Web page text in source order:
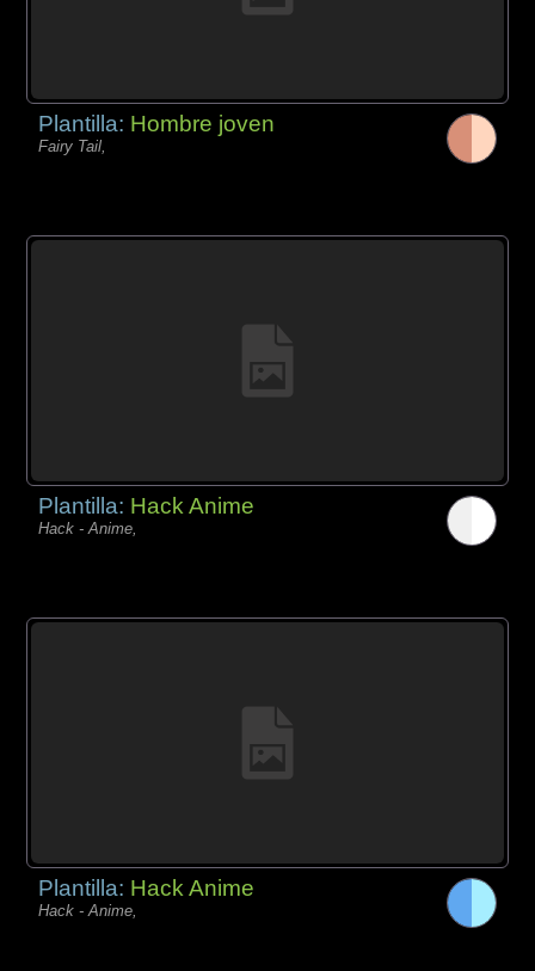
Plantilla: Hombre joven
Fairy Tail,
Plantilla: Hack Anime
Hack - Anime,
Plantilla: Hack Anime
Hack - Anime,